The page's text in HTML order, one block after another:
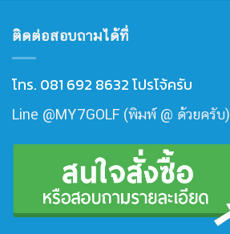
ติดต่อสอบถามได้ที่
โทร. 081 692 8632 โปรโจ้ครับ
Line @MY7GOLF (พิมพ์ @ ด้วยครับ)